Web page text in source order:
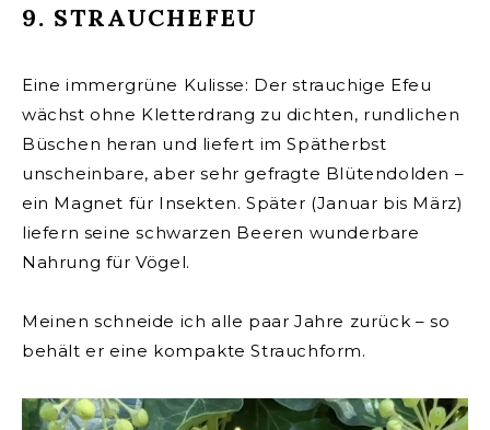
9. STRAUCHEFEU
Eine immergrüne Kulisse: Der strauchige Efeu
wächst ohne Kletterdrang zu dichten, rundlichen
Büschen heran und liefert im Spätherbst
unscheinbare, aber sehr gefragte Blütendolden –
ein Magnet für Insekten. Später (Januar bis März)
liefern seine schwarzen Beeren wunderbare
Nahrung für Vögel.
Meinen schneide ich alle paar Jahre zurück – so
behält er eine kompakte Strauchform.